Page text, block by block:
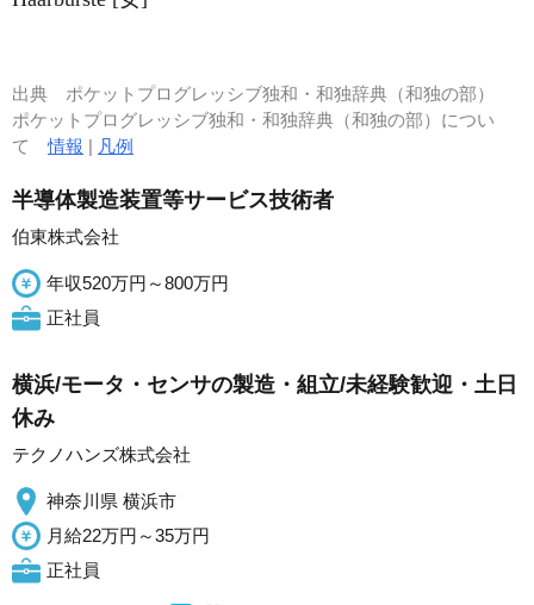
出典 ポケットプログレッシブ独和・和独辞典（和独の部）
ポケットプログレッシブ独和・和独辞典（和独の部）につい
て情報 | 凡例
半導体製造装置等サービス技術者
伯東株式会社
年収520万円～800万円
正社員
横浜/モータ・センサの製造・組立/未経験歓迎・土日
休み
テクノハンズ株式会社
神奈川県 横浜市
月給22万円～35万円
正社員